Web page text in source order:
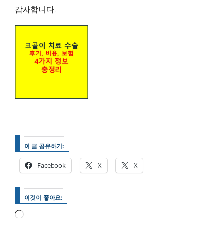
감사합니다.
이 글 공유하기:
Facebook X X
이것이 좋아요:
로